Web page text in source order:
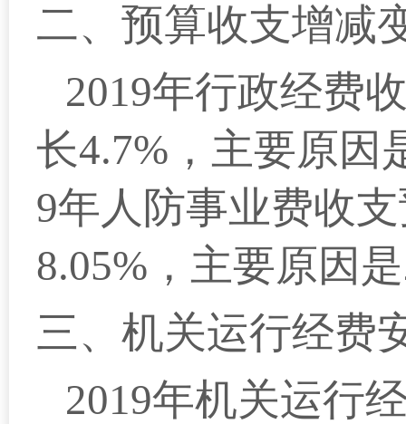
二、预算收支增减
2019年行政经费
长4.7%，主要原因
9年人防事业费收
8.05%，主要原因
三、机关运行经费
2019年机关运行